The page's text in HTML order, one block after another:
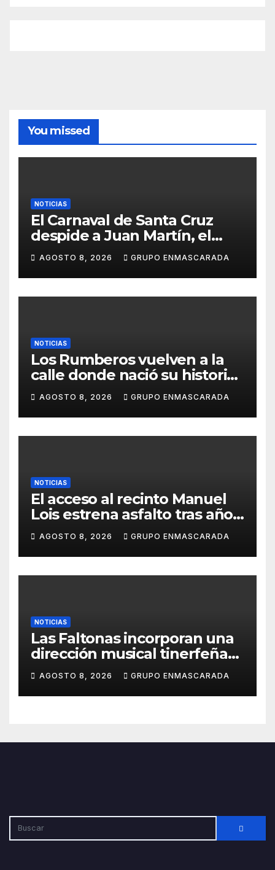
You missed
NOTICIAS
El Carnaval de Santa Cruz
despide a Juan Martín, el
inolvidable «Cristóbal Colón»
AGOSTO 8, 2026 GRUPO ENMASCARADA
NOTICIAS
Los Rumberos vuelven a la
calle donde nació su historia:
51 años después, el mismo
barrio, el mismo orgullo
AGOSTO 8, 2026 GRUPO ENMASCARADA
NOTICIAS
El acceso al recinto Manuel
Lois estrena asfalto tras años
de espera
AGOSTO 8, 2026 GRUPO ENMASCARADA
NOTICIAS
Las Faltonas incorporan una
dirección musical tinerfeña
para afrontar con ilusión el
Carnaval de Lanzarote
AGOSTO 8, 2026 GRUPO ENMASCARADA